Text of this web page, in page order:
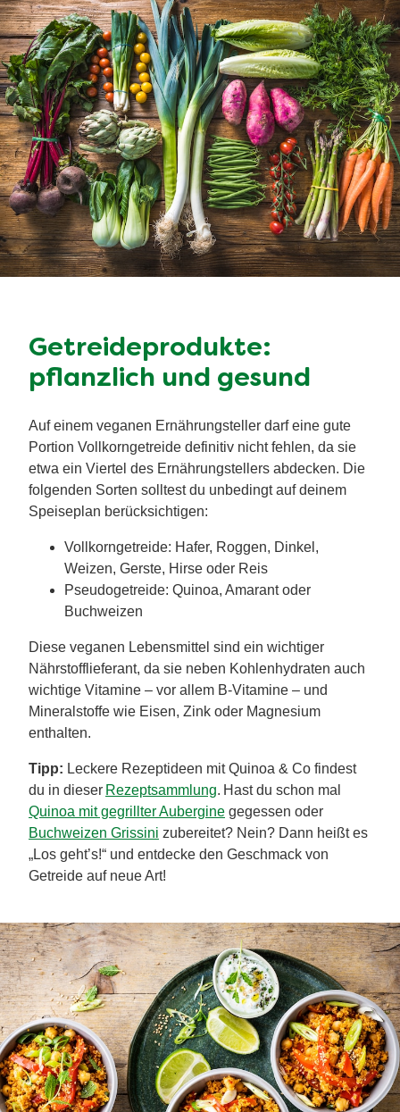
Getreideprodukte:
pflanzlich und gesund
Auf einem veganen Ernährungsteller darf eine gute
Portion Vollkorngetreide definitiv nicht fehlen, da sie
etwa ein Viertel des Ernährungstellers abdecken. Die
folgenden Sorten solltest du unbedingt auf deinem
Speiseplan berücksichtigen:
Vollkorngetreide: Hafer, Roggen, Dinkel,
Weizen, Gerste, Hirse oder Reis
Pseudogetreide: Quinoa, Amarant oder
Buchweizen
Diese veganen Lebensmittel sind ein wichtiger
Nährstofflieferant, da sie neben Kohlenhydraten auch
wichtige Vitamine – vor allem B-Vitamine – und
Mineralstoffe wie Eisen, Zink oder Magnesium
enthalten.
Tipp: Leckere Rezeptideen mit Quinoa & Co findest
du in dieser Rezeptsammlung. Hast du schon mal
Quinoa mit gegrillter Aubergine gegessen oder
Buchweizen Grissini zubereitet? Nein? Dann heißt es
„Los geht’s!“ und entdecke den Geschmack von
Getreide auf neue Art!